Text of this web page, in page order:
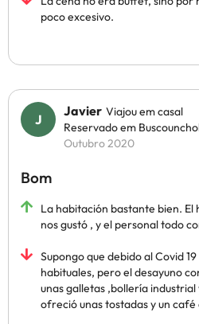
poco excesivo.
Javier Viajou em casal
Reservado em
Outubro 2020
Bom
La habitación bastante bien.
nos gustó , y el personal todo
Supongo que debido al Covid
habituales, pero el desayuno
unas galletas ,bollería
ofreció unas tostadas y un café